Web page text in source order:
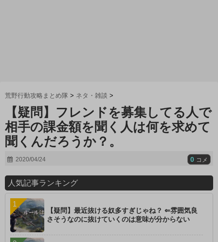
荒野行動攻略まとめ隊 > ネタ・雑談 >
【疑問】フレンドを募集してる人で
相手の課金額を聞く人は何を求めて
聞くんだろうか？。
2020/04/24 0 コメ
人気記事ランキング
【疑問】最近抜ける奴多すぎじゃね？ ⇐雰囲気良
さそうなのに抜けていくのは意味が分からない